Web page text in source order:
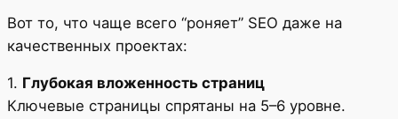
Вот то, что чаще всего “роняет” SEO даже на
качественных проектах:
1. Глубокая вложенность страниц
Ключевые страницы спрятаны на 5–6 уровне.